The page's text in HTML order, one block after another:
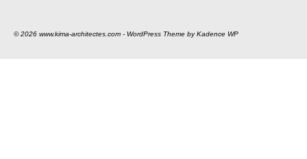
© 2026 www.kima-architectes.com - WordPress Theme byKadence WP